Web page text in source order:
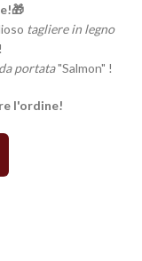
tagliere in legno
portata"Salmon" !
l'ordine!